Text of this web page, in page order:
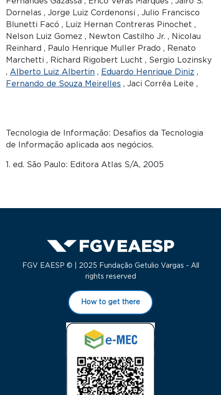
Dornelas , Jorge Luiz Cordenonsi , Julio Francisco
Blunetti Facó , Luiz Hernan Contreras Pinochet ,
Nelson Luiz Gomez , Newton Castilho Jr. , Nicolau
Reinhard , Paulo Henrique Muller Prado , Renato
Marchetti , Richard Rigobert Lucht , Sergio Lozinsky
, Alberto Luiz Albertin , Eduardo Henrique Diniz ,
Fernando de Souza Meirelles , Jaci Corrêa Leite ,
Tecnologia de Informação: Desafios da Tecnologia
de Informação aplicada aos negócios.
1. ed. São Paulo: Editora Atlas S/A, 2005
FGV EAESP © | 2025 Fundação Getulio Vargas - All
rights reserved
How to get there